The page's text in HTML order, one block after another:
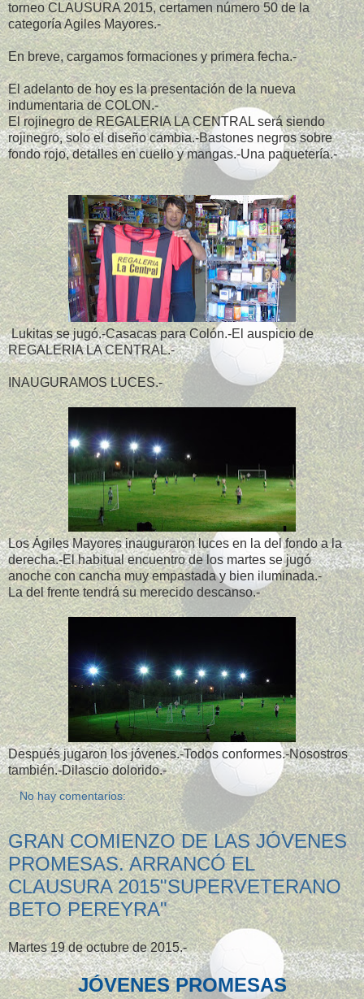
torneo CLAUSURA 2015, certamen número 50 de la
categoría Agiles Mayores.-
En breve, cargamos formaciones y primera fecha.-
El adelanto de hoy es la presentación de la nueva
indumentaria de COLON.-
El rojinegro de REGALERIA LA CENTRAL será siendo
rojinegro, solo el diseño cambia.-Bastones negros sobre
fondo rojo, detalles en cuello y mangas.-Una paquetería.-
Lukitas se jugó.-Casacas para Colón.-El auspicio de
REGALERIA LA CENTRAL.-
INAUGURAMOS LUCES.-
Los Ágiles Mayores inauguraron luces en la del fondo a la
derecha.-El habitual encuentro de los martes se jugó
anoche con cancha muy empastada y bien iluminada.-
La del frente tendrá su merecido descanso.-
Después jugaron los jóvenes.-Todos conformes.-Nosostros
también.-Dilascio dolorido.-
No hay comentarios:
GRAN COMIENZO DE LAS JÓVENES
PROMESAS. ARRANCÓ EL
CLAUSURA 2015"SUPERVETERANO
BETO PEREYRA"
Martes 19 de octubre de 2015.-
JÓVENES PROMESAS